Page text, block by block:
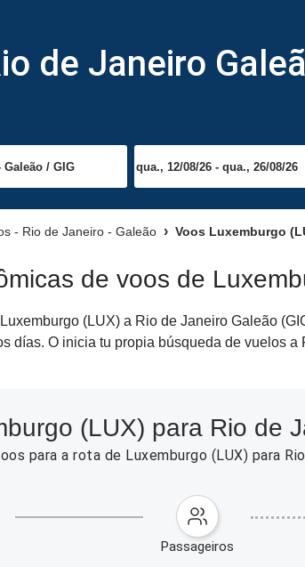
de Janeiro
- Rio de Janeiro - Galeão Voos Luxemburgo
de voos de
(LUX) a Rio de Janeiro Galeão
días. O inicia tu propia búsqueda de vuelos
(LUX) para Rio de
para a rota de Luxemburgo (LUX) para
passageiros